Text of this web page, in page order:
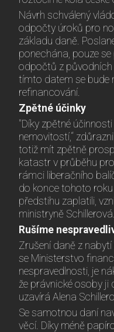
Návrh schválený
odpočty úroků pro
základu daně.
ponechána, pouze
odpočtů z
tímto datem se bude
refinancování.
Zpětné účinky
"Díky zpětné
nemovitostí,“
totiž mít zpětně
katastr v průběhu
rámci liberačního
do konce tohoto
předstihu zaplatili,
ministryně
Rušíme
Zrušení daně z
se Ministerstvo
nespravedlnosti, je
že právnické osoby ji
uzavírá Alena
Se samotnou daní
věcí. Díky méně